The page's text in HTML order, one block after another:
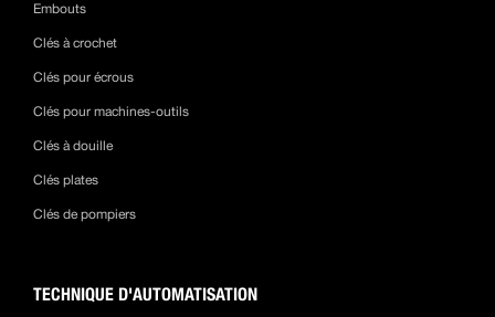
Embouts
Clés à crochet
Clés pour écrous
Clés pour machines-outils
Clés à douille
Clés plates
Clés de pompiers
TECHNIQUE D'AUTOMATISATION